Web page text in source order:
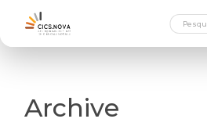
Archive